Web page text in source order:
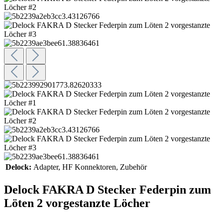
Delock: Adapter, HF Konnektoren, Zubehör
Delock FAKRA D Stecker Federpin zum
Löten 2 vorgestanzte Löcher